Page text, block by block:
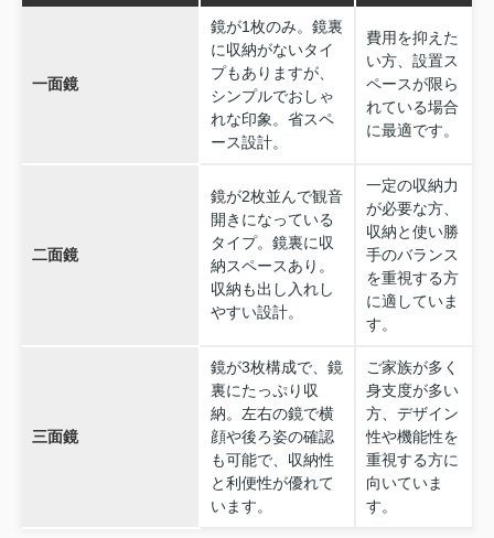
一面鏡
鏡が1枚のみ。鏡裏
に収納がないタイ
プもありますが、
シンプルでおしゃ
れな印象。省スペ
ース設計。
費用を抑えた
い方、設置ス
ペースが限ら
れている場合
に最適です。
二面鏡
鏡が2枚並んで観音
開きになっている
タイプ。鏡裏に収
納スペースあり。
収納も出し入れし
やすい設計。
一定の収納力
が必要な方、
収納と使い勝
手のバランス
を重視する方
に適していま
す。
三面鏡
鏡が3枚構成で、鏡
裏にたっぷり収
納。左右の鏡で横
顔や後ろ姿の確認
も可能で、収納性
と利便性が優れて
います。
ご家族が多く
身支度が多い
方、デザイン
性や機能性を
重視する方に
向いていま
す。